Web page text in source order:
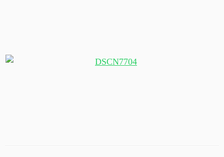
Traumhafte Bucht von Opononi